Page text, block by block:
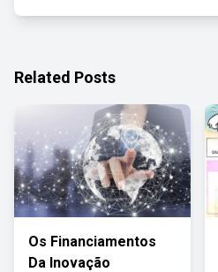
Related Posts
Os Financiamentos
Da Inovação